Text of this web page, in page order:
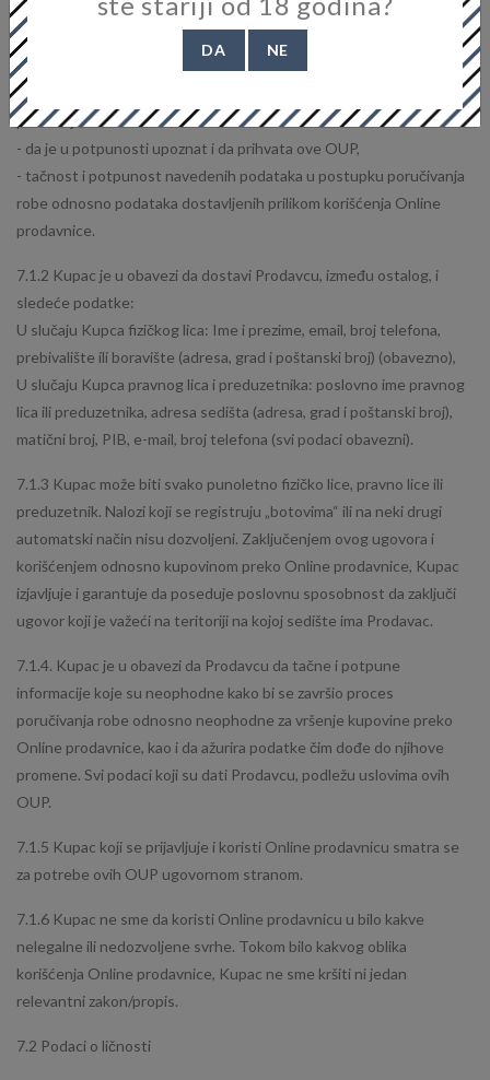
je poslao robu Prodavcu u zavisnosti od toga šta nastupa prvo.
USLOVI KORIŠĆENJA ONLINE PRODAVNICE
7.1.1 Kupac korišćenjem Online prodavnice za kupovinu Proizvoda,
potvrđuje sledeće:
- da je u potpunosti upoznat i da prihvata ove OUP,
- tačnost i potpunost navedenih podataka u postupku poručivanja
robe odnosno podataka dostavljenih prilikom korišćenja Online
prodavnice.
7.1.2 Kupac je u obavezi da dostavi Prodavcu, između ostalog, i
sledeće podatke:
U slučaju Kupca fizičkog lica: Ime i prezime, email, broj telefona,
prebivalište ili boravište (adresa, grad i poštanski broj) (obavezno),
U slučaju Kupca pravnog lica i preduzetnika: poslovno ime pravnog
lica ili preduzetnika, adresa sedišta (adresa, grad i poštanski broj),
matični broj, PIB, e-mail, broj telefona (svi podaci obavezni).
7.1.3 Kupac može biti svako punoletno fizičko lice, pravno lice ili
preduzetnik. Nalozi koji se registruju „botovima“ ili na neki drugi
automatski način nisu dozvoljeni. Zaključenjem ovog ugovora i
korišćenjem odnosno kupovinom preko Online prodavnice, Kupac
izjavljuje i garantuje da poseduje poslovnu sposobnost da zaključi
ugovor koji je važeći na teritoriji na kojoj sedište ima Prodavac.
7.1.4. Kupac je u obavezi da Prodavcu da tačne i potpune
informacije koje su neophodne kako bi se završio proces
poručivanja robe odnosno neophodne za vršenje kupovine preko
Online prodavnice, kao i da ažurira podatke čim dođe do njihove
promene. Svi podaci koji su dati Prodavcu, podležu uslovima ovih
OUP.
7.1.5 Kupac koji se prijavljuje i koristi Online prodavnicu smatra se
za potrebe ovih OUP ugovornom stranom.
7.1.6 Kupac ne sme da koristi Online prodavnicu u bilo kakve
nelegalne ili nedozvoljene svrhe. Tokom bilo kakvog oblika
korišćenja Online prodavnice, Kupac ne sme kršiti ni jedan
relevantni zakon/propis.
7.2 Podaci o ličnosti
DA NE